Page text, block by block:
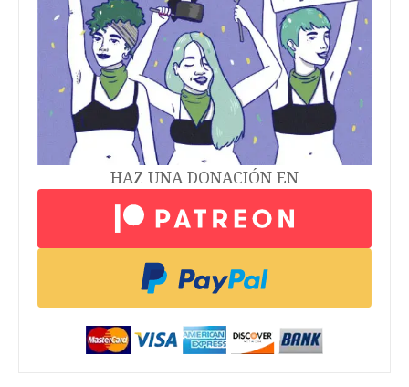
HAZ UNA DONACIÓN EN